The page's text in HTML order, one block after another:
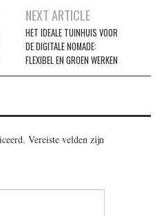
NEXT ARTICLE
HET IDEALE TUINHUIS VOOR
DE DIGITALE NOMADE:
FLEXIBEL EN GROEN WERKEN
Vereiste velden zijn